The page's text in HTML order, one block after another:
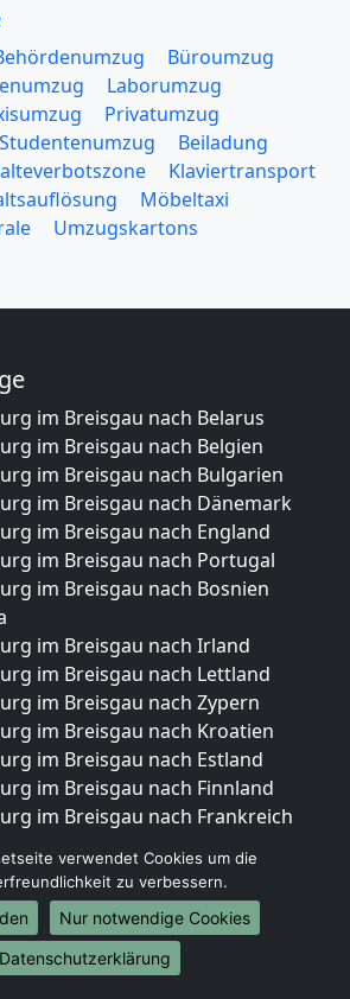
Büroumzug
Laborumzug
Privatumzug
Studentenumzug
Beiladung
Klaviertransport
Möbeltaxi
Umzugskartons
im Breisgau nach Belarus
im Breisgau nach Belgien
im Breisgau nach Bulgarien
im Breisgau nach Dänemark
im Breisgau nach England
im Breisgau nach Portugal
im Breisgau nach Bosnien
im Breisgau nach Irland
im Breisgau nach Lettland
im Breisgau nach Zypern
im Breisgau nach Kroatien
im Breisgau nach Estland
im Breisgau nach Finnland
im Breisgau nach Frankreich
im Breisgau nach Italien
im Breisgau nach Liechtenstein
im Breisgau nach Luxemburg
im Breisgau nach Niederlande
verwendet Cookies um die
zu verbessern.
Nur notwendige Cookies
Datenschutzerklärung